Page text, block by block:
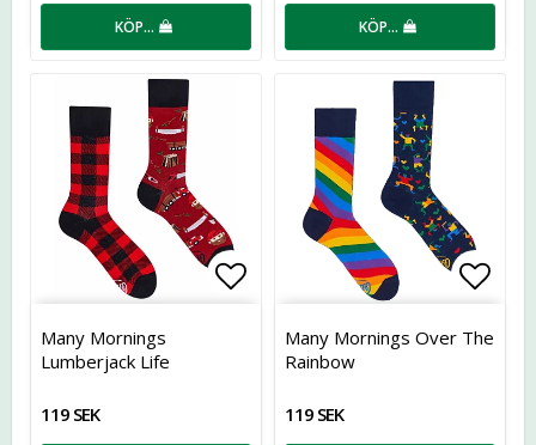
KÖP… KÖP…
Lägg till i favoritlistan
Many Mornings
Lumberjack Life
119 SEK
Many Mornings Over The
Rainbow
119 SEK